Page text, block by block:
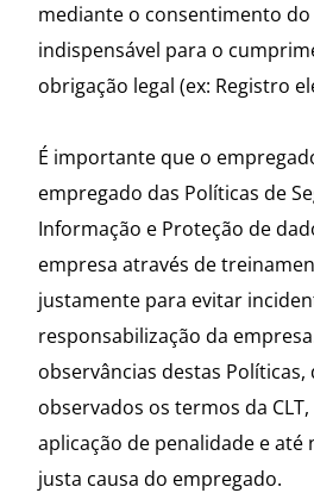
mediante o consentimento
indispensável para o
obrigação legal (ex: Registro
É importante que o
empregado das Políticas de
Informação e Proteção de
empresa através de
justamente para evitar
responsabilização da
observâncias destas Políticas,
observados os termos da
aplicação de penalidade e até
justa causa do empregado.